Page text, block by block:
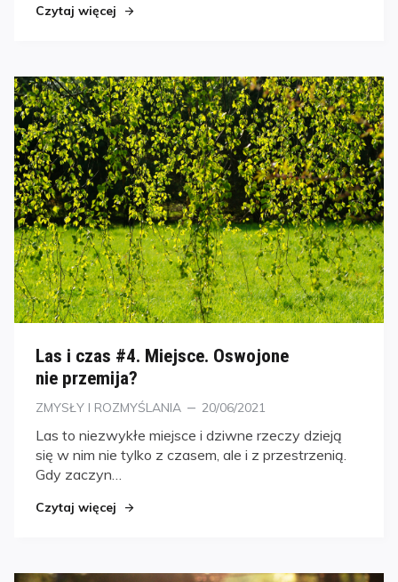
Czytaj więcej
Las i czas #4. Miejsce. Oswojone
nie przemija?
Kategorie
ZMYSŁY I ROZMYŚLANIA
Posted
20/06/2021
Las to niezwykłe miejsce i dziwne rzeczy dzieją
się w nim nie tylko z czasem, ale i z przestrzenią.
Gdy zaczyn…
Czytaj więcej